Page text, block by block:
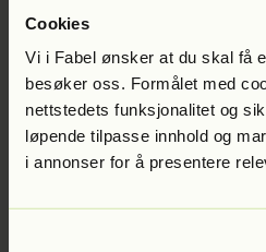
Cookies
Vi i Fabel ønsker at du skal få
besøker oss. Formålet med
nettstedets funksjonalitet og
løpende tilpasse innhold og
i annonser for å presentere